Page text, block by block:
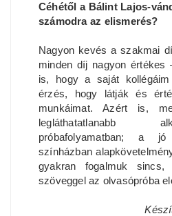
Céhétől a Bálint Lajos-
számodra az elismerés?
Nagyon kevés a szakmai
minden díj nagyon
is, hogy a saját
érzés, hogy látják és
munkáimat. Azért is,
legláthatatlanabb
próbafolyamatban; a
színházban
gyakran fogalmuk
szöveggel az olvasópróba